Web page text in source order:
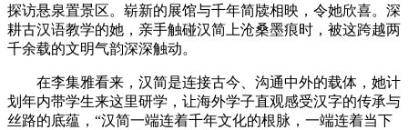
探访悬泉置景区。崭新的展馆与千年简牍相映，令她欣喜。深
耕古汉语教学的她，亲手触碰汉简上沧桑墨痕时，被这跨越两
千余载的文明气韵深深触动。
在李集雅看来，汉简是连接古今、沟通中外的载体，她计
划年内带学生来这里研学，让海外学子直观感受汉字的传承与
丝路的底蕴，“汉简一端连着千年文化的根脉，一端连着当下